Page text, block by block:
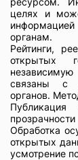
целях и
органам.
Рейтинги,
открытых
связаны с
органов.
Обработка
открытых
усмотрение